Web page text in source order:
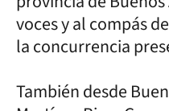
voces y al compás
la concurrencia
También desde